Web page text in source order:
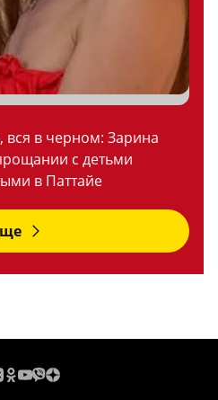
вся в черном: Зарина
с детьми
в Паттайе